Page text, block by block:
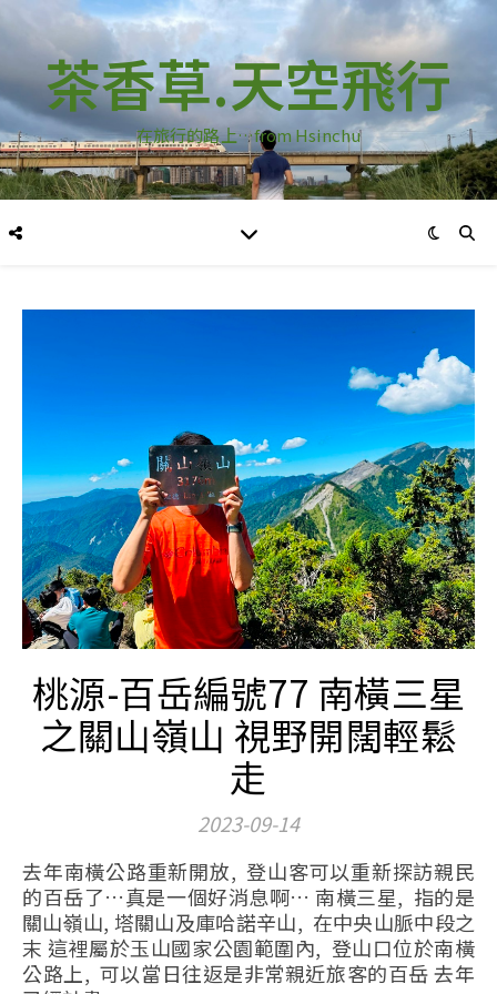
茶香草.天空飛行
在旅行的路上…from Hsinchu
桃源-百岳編號77 南橫三星
之關山嶺山 視野開闊輕鬆
走
2023-09-14
去年南橫公路重新開放, 登山客可以重新探訪親民
的百岳了…真是一個好消息啊… 南橫三星, 指的是
關山嶺山, 塔關山及庫哈諾辛山, 在中央山脈中段之
末 這裡屬於玉山國家公園範圍內, 登山口位於南橫
公路上, 可以當日往返是非常親近旅客的百岳 去年